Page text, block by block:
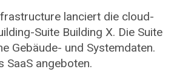
lanciert die cloud-
Suite Building X. Die Suite
Gebäude- und Systemdaten.
SaaS angeboten.